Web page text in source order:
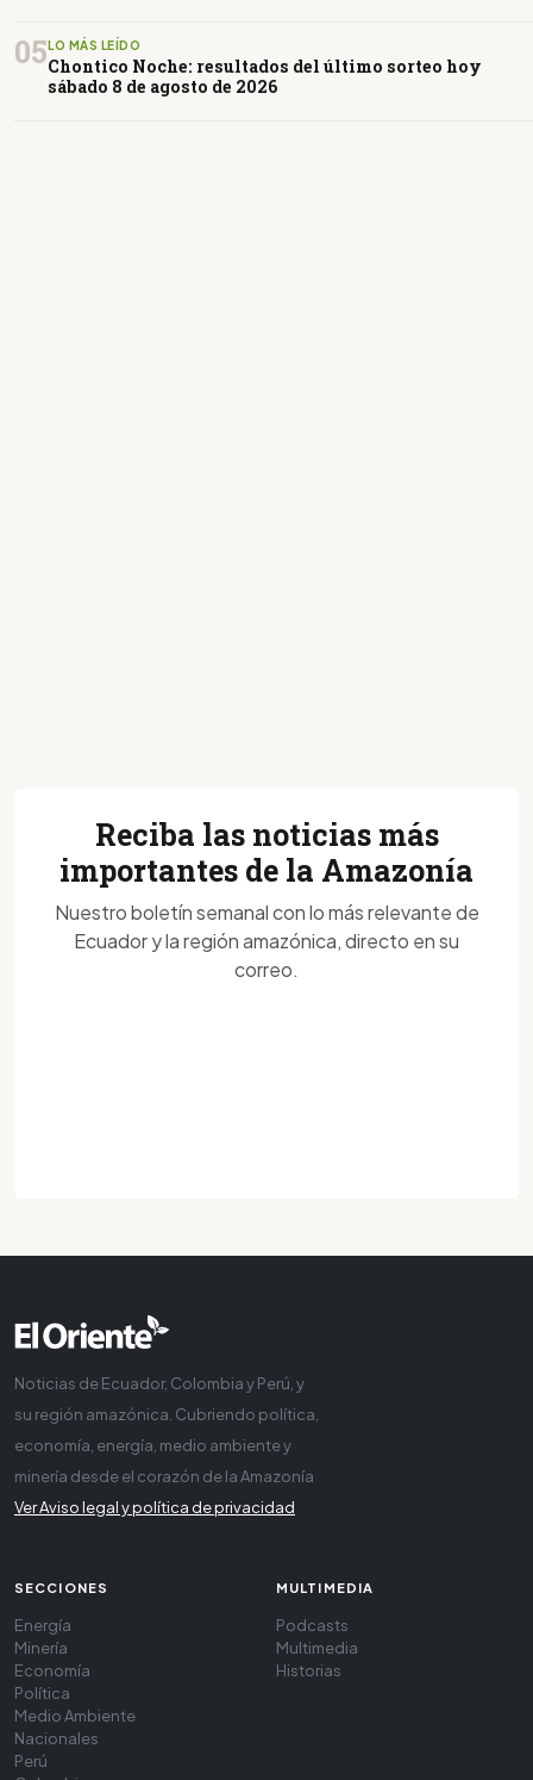
05LO MÁS LEÍDO
Chontico Noche: resultados del último sorteo hoy
sábado 8 de agosto de 2026
Reciba las noticias más
importantes de la Amazonía
Nuestro boletín semanal con lo más relevante de
Ecuador y la región amazónica, directo en su
correo.
Noticias de Ecuador, Colombia y Perú, y
su región amazónica. Cubriendo política,
economía, energía, medio ambiente y
minería desde el corazón de la Amazonía
Ver Aviso legal y política de privacidad
SECCIONES
Energía
Minería
Economía
Política
Medio Ambiente
Nacionales
Perú
MULTIMEDIA
Podcasts
Multimedia
Historias